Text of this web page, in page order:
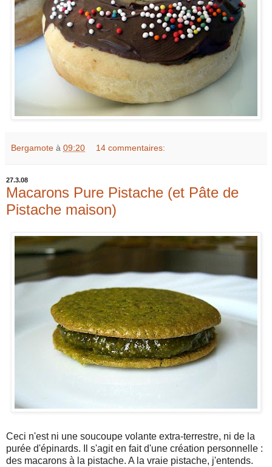
Bergamote à 09:20 14 commentaires:
27.3.08
Macarons Pure Pistache (et Pâte de
Pistache maison)
Ceci n'est ni une soucoupe volante extra-terrestre, ni de la
purée d'épinards. Il s'agit en fait d'une création personnelle :
des macarons à la pistache. A la vraie pistache, j'entends.